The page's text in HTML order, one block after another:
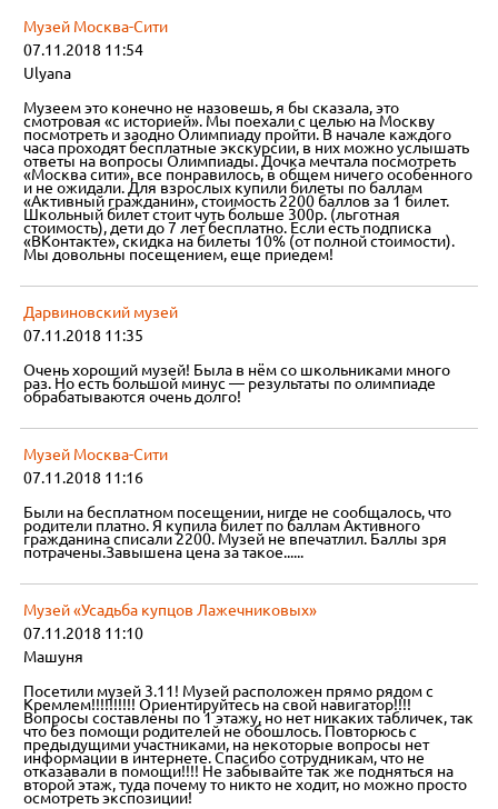
Музей Москва-Сити
07.11.2018 11:54
Ulyana
Музеем это конечно не назовешь, я бы сказала, это
смотровая «с историей». Мы поехали с целью на Москву
посмотреть и заодно Олимпиаду пройти. В начале каждого
часа проходят бесплатные экскурсии, в них можно услышать
ответы на вопросы Олимпиады. Дочка мечтала посмотреть
«Москва сити», все понравилось, в общем ничего особенного
и не ожидали. Для взрослых купили билеты по баллам
«Активный гражданин», стоимость 2200 баллов за 1 билет.
Школьный билет стоит чуть больше 300р. (льготная
стоимость), дети до 7 лет бесплатно. Если есть подписка
«ВКонтакте», скидка на билеты 10% (от полной стоимости).
Мы довольны посещением, еще приедем!
Дарвиновский музей
07.11.2018 11:35
Очень хороший музей! Была в нём со школьниками много
раз. Но есть большой минус — результаты по олимпиаде
обрабатываются очень долго!
Музей Москва-Сити
07.11.2018 11:16
Были на бесплатном посещении, нигде не сообщалось, что
родители платно. Я купила билет по баллам Активного
гражданина списали 2200. Музей не впечатлил. Баллы зря
потрачены.Завышена цена за такое......
Музей «Усадьба купцов Лажечниковых»
07.11.2018 11:10
Машуня
Посетили музей 3.11! Музей расположен прямо рядом с
Кремлем!!!!!!!!!! Ориентируйтесь на свой навигатор!!!!
Вопросы составлены по 1 этажу, но нет никаких табличек, так
что без помощи родителей не обошлось. Повторюсь с
предыдущими участниками, на некоторые вопросы нет
информации в интернете. Спасибо сотрудникам, что не
отказавали в помощи!!!! Не забывайте так же подняться на
второй этаж, туда почему то никто не ходит, но можно просто
осмотреть экспозиции!